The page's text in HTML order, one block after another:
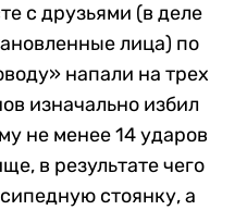
с друзьями (в деле
лица) по
напали на трех
изначально избил
не менее 14 ударов
в результате чего
стоянку, а